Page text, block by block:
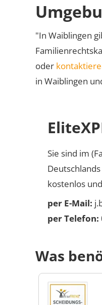
"In Waiblingen
oder
in Waiblingen
Sie sind im
kostenlos
per E-Mail:
per Telefon:
Was